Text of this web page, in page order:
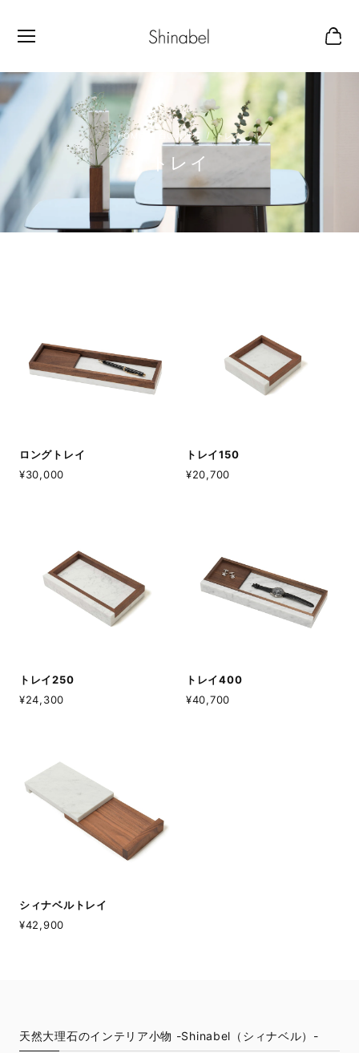
白い大理石 トレイ
トレイ
ロングトレイ
¥30,000
トレイ150
¥20,700
トレイ250
¥24,300
トレイ400
¥40,700
シィナベルトレイ
¥42,900
天然大理石のインテリア小物 -Shinabel（シィナベル）-